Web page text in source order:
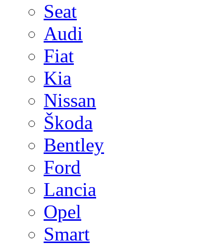
Seat
Audi
Fiat
Kia
Nissan
Škoda
Bentley
Ford
Lancia
Opel
Smart